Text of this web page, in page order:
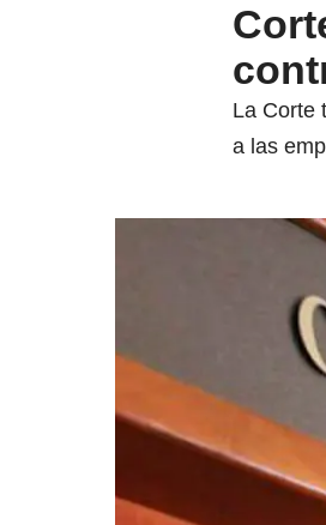
La Corte
a las